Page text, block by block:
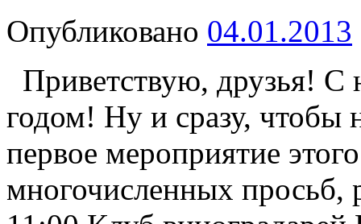
Опубликовано 04.01.2013
Приветствую, друзья!
годом! Ну и сразу, чтобы
первое мероприятие
многочисленных просьб,